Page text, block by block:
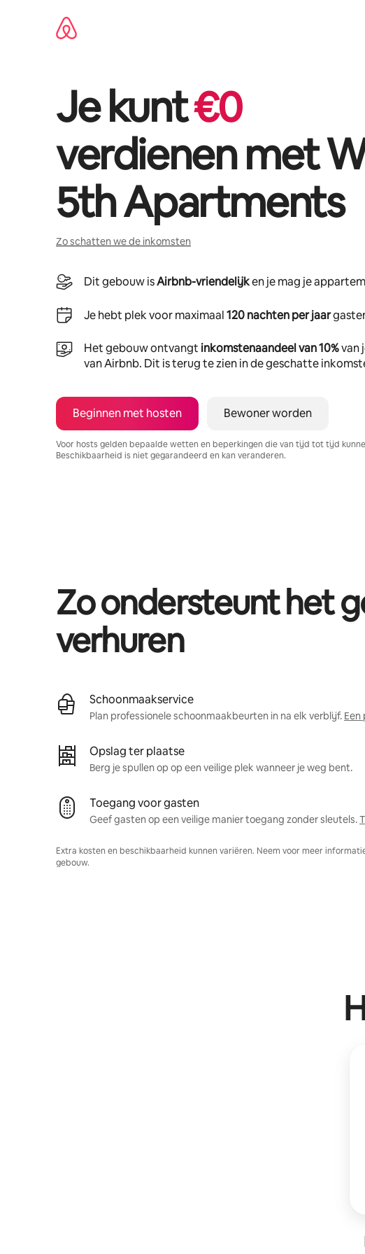
Je kunt€0
verdienen met
5th Apartments
Zo schatten we de inkomsten
Dit gebouw isAirbnb-vriendelijken je mag je
Je hebt plek voor maximaal120 nachten per jaar
Het gebouw ontvangt inkomstenaandeel van 10%van
van Airbnb. Dit is terug te zien in de geschatte
Beginnen met hosten Bewoner worden
Voor hosts gelden bepaalde wetten en beperkingen die van tijd tot tijd
Beschikbaarheid is niet gegarandeerd en kan veranderen.
Zo ondersteunt het
verhuren
Schoonmaakservice
Plan professionele schoonmaakbeurten in na elk verblijf. Een
Opslag ter plaatse
Berg je spullen op op een veilige plek wanneer je weg bent.
Toegang voor gasten
Geef gasten op een veilige manier toegang zonder sleutels.
Extra kosten en beschikbaarheid kunnen variëren. Neem voor meer
gebouw.